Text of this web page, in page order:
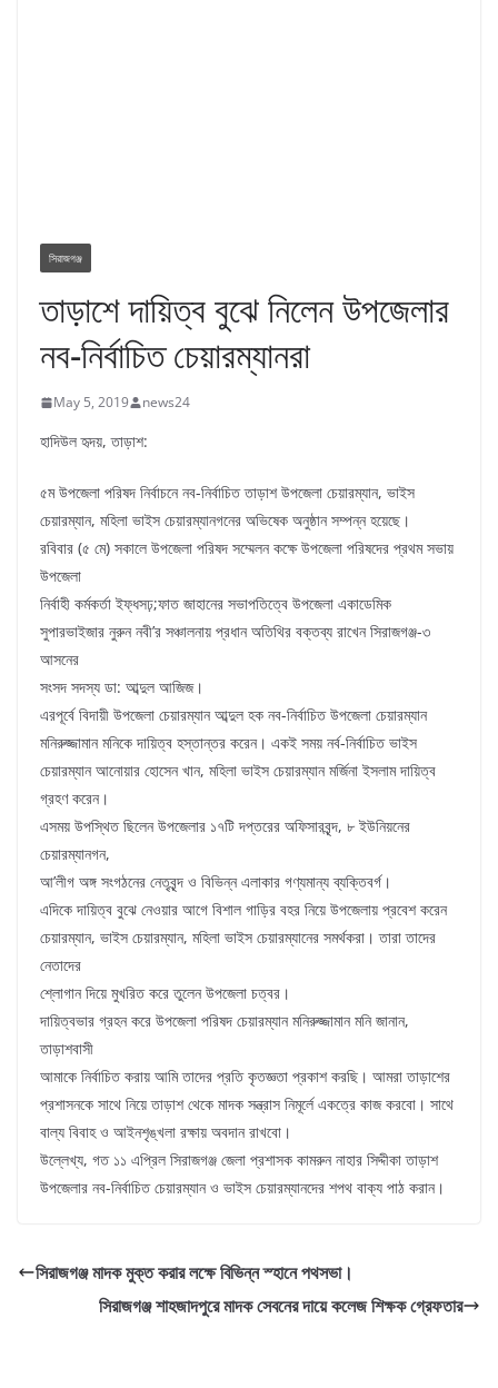
সিরাজগঞ্জ
তাড়াশে দায়িত্ব বুঝে নিলেন উপজেলার
নব-নির্বাচিত চেয়ারম্যানরা
May 5, 2019 news24
হাদিউল হৃদয়, তাড়াশ:
৫ম উপজেলা পরিষদ নির্বাচনে নব-নির্বাচিত তাড়াশ উপজেলা চেয়ারম্যান, ভাইস
চেয়ারম্যান, মহিলা ভাইস চেয়ারম্যানগনের অভিষেক অনুষ্ঠান সম্পন্ন হয়েছে।
রবিবার (৫ মে) সকালে উপজেলা পরিষদ সম্মেলন কক্ষে উপজেলা পরিষদের প্রথম সভায়
উপজেলা
নির্বাহী কর্মকর্তা ইফ্ধসঢ়;ফাত জাহানের সভাপতিত্বে উপজেলা একাডেমিক
সুপারভাইজার নুরুন নবী’র সঞ্চালনায় প্রধান অতিথির বক্তব্য রাখেন সিরাজগঞ্জ-৩
আসনের
সংসদ সদস্য ডা: আব্দুল আজিজ।
এরপূর্বে বিদায়ী উপজেলা চেয়ারম্যান আব্দুল হক নব-নির্বাচিত উপজেলা চেয়ারম্যান
মনিরুজ্জামান মনিকে দায়িত্ব হস্তান্তর করেন। একই সময় নর্ব-নির্বাচিত ভাইস
চেয়ারম্যান আনোয়ার হোসেন খান, মহিলা ভাইস চেয়ারম্যান মর্জিনা ইসলাম দায়িত্ব
গ্রহণ করেন।
এসময় উপস্থিত ছিলেন উপজেলার ১৭টি দপ্তরের অফিসারবৃন্দ, ৮ ইউনিয়নের
চেয়ারম্যানগন,
আ’লীগ অঙ্গ সংগঠনের নেতৃবৃন্দ ও বিভিন্ন এলাকার গণ্যমান্য ব্যক্তিবর্গ।
এদিকে দায়িত্ব বুঝে নেওয়ার আগে বিশাল গাড়ির বহর নিয়ে উপজেলায় প্রবেশ করেন
চেয়ারম্যান, ভাইস চেয়ারম্যান, মহিলা ভাইস চেয়ারম্যানের সমর্থকরা। তারা তাদের
নেতাদের
শ্লোগান দিয়ে মুখরিত করে তুলেন উপজেলা চত্বর।
দায়িত্বভার গ্রহন করে উপজেলা পরিষদ চেয়ারম্যান মনিরুজ্জামান মনি জানান,
তাড়াশবাসী
আমাকে নির্বাচিত করায় আমি তাদের প্রতি কৃতজ্ঞতা প্রকাশ করছি। আমরা তাড়াশের
প্রশাসনকে সাথে নিয়ে তাড়াশ থেকে মাদক সন্ত্রাস নিমূর্লে একত্রে কাজ করবো। সাথে
বাল্য বিবাহ ও আইনশৃঙ্খলা রক্ষায় অবদান রাখবো।
উল্লেখ্য, গত ১১ এপ্রিল সিরাজগঞ্জ জেলা প্রশাসক কামরুন নাহার সিদ্দীকা তাড়াশ
উপজেলার নব-নির্বাচিত চেয়ারম্যান ও ভাইস চেয়ারম্যানদের শপথ বাক্য পাঠ করান।
সিরাজগঞ্জ মাদক মুক্ত করার লক্ষে বিভিন্ন স্হানে পথসভা।
সিরাজগঞ্জ শাহজাদপুরে মাদক সেবনের দায়ে কলেজ শিক্ষক গ্রেফতার